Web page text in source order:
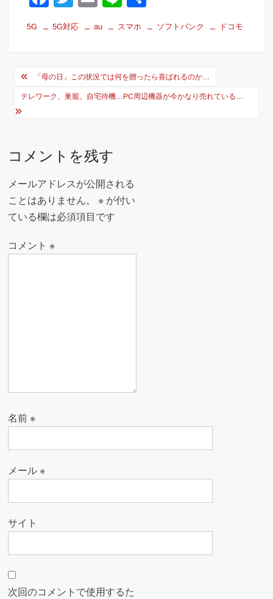
c
b
o
wi
tt
ail e
5G 5G対応 au スマホ ソフトバンク ドコモ
投
稿
ナ
ゲ
ー
シ
ョ
ン
「母の日」この状況では何を贈ったら喜ばれるのか…
テレワーク、巣籠、自宅待機…PC周辺機器が今かなり売れている…
コメントを残す
メールアドレスが公開される
ことはありません。
※ が付い
ている欄は必須項目です
コメント※
名前※
メール※
サイト
次回のコメントで使用するた